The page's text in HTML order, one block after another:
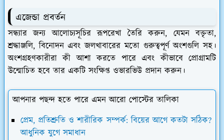
এজেন্ডা প্রবর্তন
সন্ধ্যার জন্য আলোচ্যসূচির রূপরেখা তৈরি করুন, যেমন বক্তৃতা,
শ্রদ্ধাঞ্জলি, বিনোদন এবং জলখাবারের মতো গুরুত্বপূর্ণ অংশগুলি সহ।
অংশগ্রহণকারীরা কী আশা করতে পারে এবং কীভাবে প্রোগ্রামটি
উন্মোচিত হবে তার একটি সংক্ষিপ্ত ওভারভিউ প্রদান করুন।
আপনার পছন্দ হতে পারে এমন আরো পোস্টের তালিকা
প্রেম, প্রতিশ্রুতি ও শারীরিক সম্পর্ক: বিয়ের আগে কতটা সঠিক?
আধুনিক যুগে সমাধান